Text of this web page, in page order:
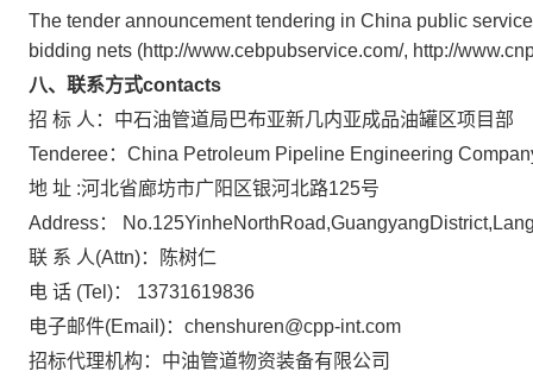
The tender announcement tendering in China public
bidding nets (http://www.cebpubservice.com/, http://
八、联系方式contacts
招 标 人：中石油管道局巴布亚新几内亚成品油罐区项目部
Tenderee：China Petroleum Pipeline Engineering
地 址 :河北省廊坊市广阳区银河北路125号
Address：
联 系 人(Attn)：陈树仁
电 话 (Tel)： 13731619836
电子邮件(Email)：chenshuren@cpp-int.com
招标代理机构：中油管道物资装备有限公司